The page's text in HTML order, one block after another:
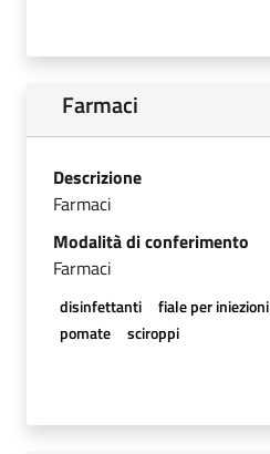
Farmaci
Descrizione
Farmaci
Modalità di conferimento
Farmaci
disinfettanti fiale per iniezioni
pomate
sciroppi